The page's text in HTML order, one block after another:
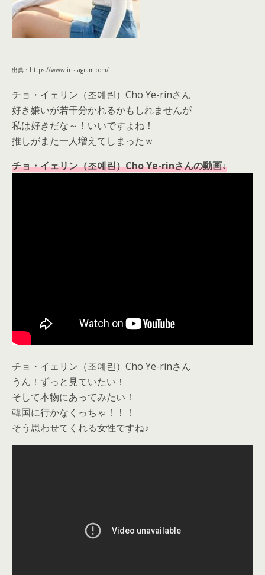
出典：https://www.instagram.com/
チョ・イェリン（조예린）Cho Ye-rinさん
好き嫌いが若干分かれるかもしれませんが
私は好きだな～！いいですよね！
推しがまた一人増えてしまったｗ
チョ・イェリン（조예린）Cho Ye-rinさんの動画↓
チョ・イェリン（조예린）Cho Ye-rinさん
うん！ずっと見ていたい！
そして本物にあってみたい！
韓国に行かなくっちゃ！！！
そう思わせてくれる女性ですね♪